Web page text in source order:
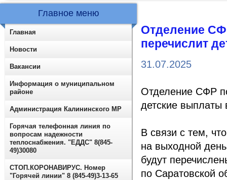
Отделение
перечислит
31.07.2025
Отделение СФР
детские выплаты
В связи с тем,
на выходной
будут
по Саратовской
Главное меню
Главная
Новости
Вакансии
Информация о муниципальном
районе
Администрация Калининского МР
Горячая телефонная линия по
вопросам надежности
теплоснабжения. "ЕДДС" 8(845-
49)30080
СТОП.КОРОНАВИРУС. Номер
"Горячей линии" 8 (845-49)3-13-65